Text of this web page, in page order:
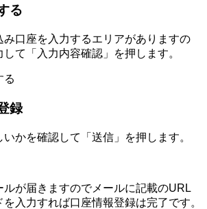
る
み口座を入力するエリアがありますの
て「入力内容確認」を押します。
録
かを確認して「送信」を押します。
ルが届きますのでメールに記載のURL
入力すれば口座情報登録は完了です。